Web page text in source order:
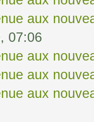
aux
07:06
aux
aux
aux